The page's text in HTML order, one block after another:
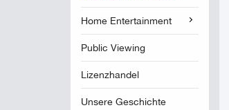
Home Entertainment
Public Viewing
Lizenzhandel
Unsere Geschichte